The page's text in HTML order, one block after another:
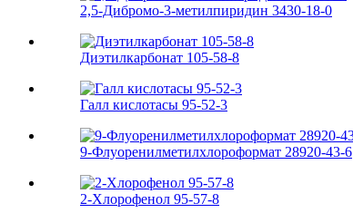
2,5-Дибромо-3-метилпиридин 3430-18-0
Диэтилкарбонат 105-58-8
Галл кислотасы 95-52-3
9-Флуоренилметилхлороформат 28920-43-6
2-Хлорофенол 95-57-8